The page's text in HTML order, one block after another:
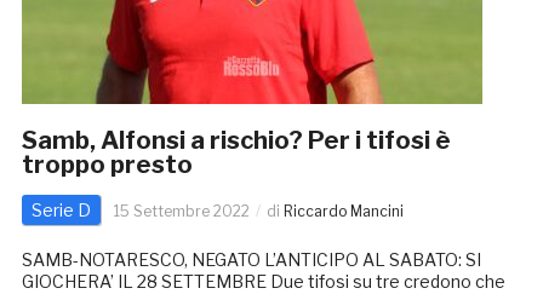
Samb, Alfonsi a rischio? Per i tifosi è
troppo presto
Serie D 15 Settembre 2022 di Riccardo Mancini
SAMB-NOTARESCO, NEGATO L’ANTICIPO AL SABATO: SI
GIOCHERA’ IL 28 SETTEMBRE Due tifosi su tre credono che